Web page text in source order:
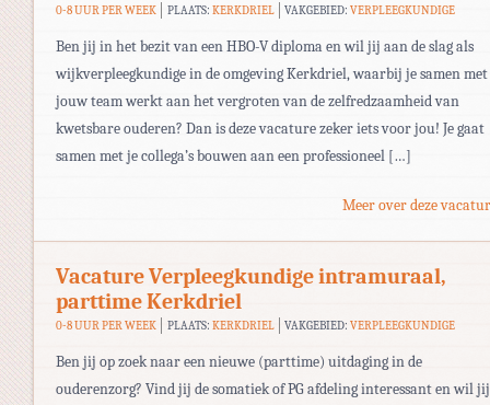
0-8 UUR PER WEEK PLAATS: KERKDRIEL VAKGEBIED:VERPLEEGKUNDIGE
Ben jij in het bezit van een HBO-V diploma en wil jij aan de slag als
wijkverpleegkundige in de omgeving Kerkdriel, waarbij je samen met
jouw team werkt aan het vergroten van de zelfredzaamheid van
kwetsbare ouderen? Dan is deze vacature zeker iets voor jou! Je gaat
samen met je collega’s bouwen aan een professioneel […]
Meer over deze
Vacature Verpleegkundige intramuraal,
parttime Kerkdriel
0-8 UUR PER WEEK PLAATS: KERKDRIEL VAKGEBIED:VERPLEEGKUNDIGE
Ben jij op zoek naar een nieuwe (parttime) uitdaging in de
ouderenzorg? Vind jij de somatiek of PG afdeling interessant en wil